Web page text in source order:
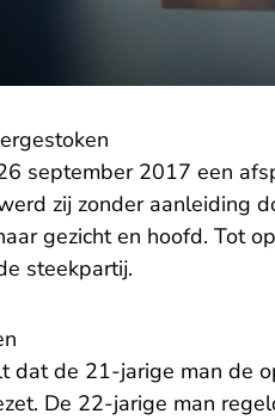
september 2017 een
zij zonder aanleiding
gezicht en hoofd. Tot
steekpartij.
dat de 21-jarige man de
De 22-jarige man